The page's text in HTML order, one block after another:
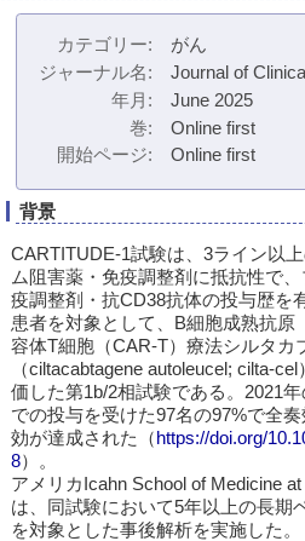
カテゴリー
がん
ジャーナル名
Journal of
年月
June 2025
巻
Online first
開始ページ
Online first
背景
CARTITUDE-1試験は、3ライン以
ム阻害薬・免疫調整剤に抵抗性で
疫調整剤・抗CD38抗体の投与歴を
患者を対象として、B細胞成熟抗原
容体T細胞（CAR-T）療法シルタカ
（ciltacabtagene autoleucel; cilta-
価した第1b/2相試験である。2021
での投与を受けた97名の97%で全
効が達成された（https://doi.org/
8）。
アメリカIcahn School of Medicine
は、同試験において5年以上の長期
を対象とした事後解析を実施した。